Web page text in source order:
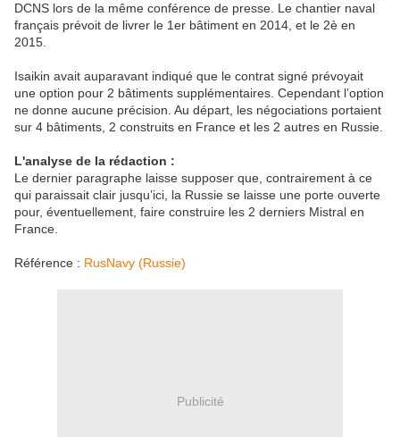
DCNS lors de la même conférence de presse. Le chantier naval
français prévoit de livrer le 1er bâtiment en 2014, et le 2è en
2015.
Isaikin avait auparavant indiqué que le contrat signé prévoyait
une option pour 2 bâtiments supplémentaires. Cependant l’option
ne donne aucune précision. Au départ, les négociations portaient
sur 4 bâtiments, 2 construits en France et les 2 autres en Russie.
L'analyse de la rédaction :
Le dernier paragraphe laisse supposer que, contrairement à ce
qui paraissait clair jusqu’ici, la Russie se laisse une porte ouverte
pour, éventuellement, faire construire les 2 derniers Mistral en
France.
Référence : RusNavy (Russie)
Publicité